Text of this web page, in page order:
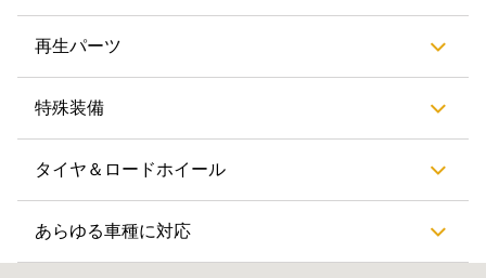
再生パーツ
特殊装備
タイヤ＆ロードホイール
あらゆる車種に対応